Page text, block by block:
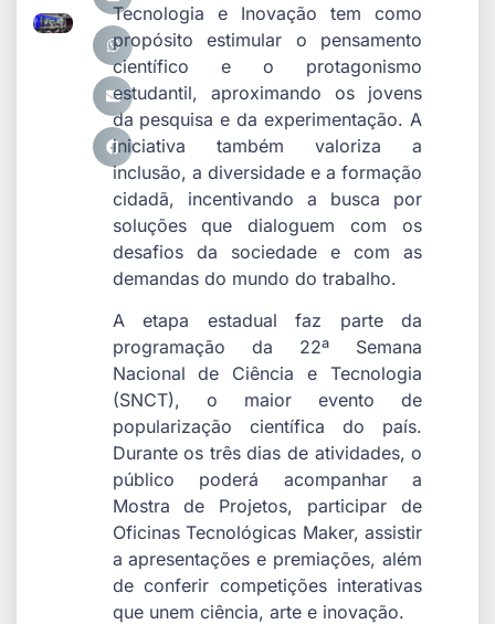
Tecnologia e Inovação tem como
propósito estimular o pensamento
científico e o protagonismo
estudantil, aproximando os jovens
da pesquisa e da experimentação. A
iniciativa também valoriza a
inclusão, a diversidade e a formação
cidadã, incentivando a busca por
soluções que dialoguem com os
desafios da sociedade e com as
demandas do mundo do trabalho.
A etapa estadual faz parte da
programação da 22ª Semana
Nacional de Ciência e Tecnologia
(SNCT), o maior evento de
popularização científica do país.
Durante os três dias de atividades, o
público poderá acompanhar a
Mostra de Projetos, participar de
Oficinas Tecnológicas Maker, assistir
a apresentações e premiações, além
de conferir competições interativas
que unem ciência, arte e inovação.